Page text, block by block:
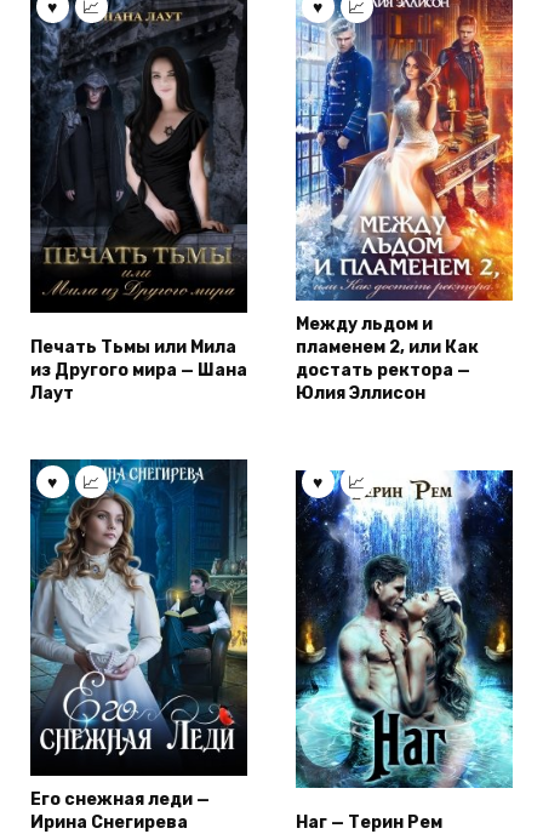
Печать Тьмы или Мила
из Другого мира — Шана
Лаут
Между льдом и
пламенем 2, или Как
достать ректора —
Юлия Эллисон
Его снежная леди —
Ирина Снегирева
Наг — Терин Рем